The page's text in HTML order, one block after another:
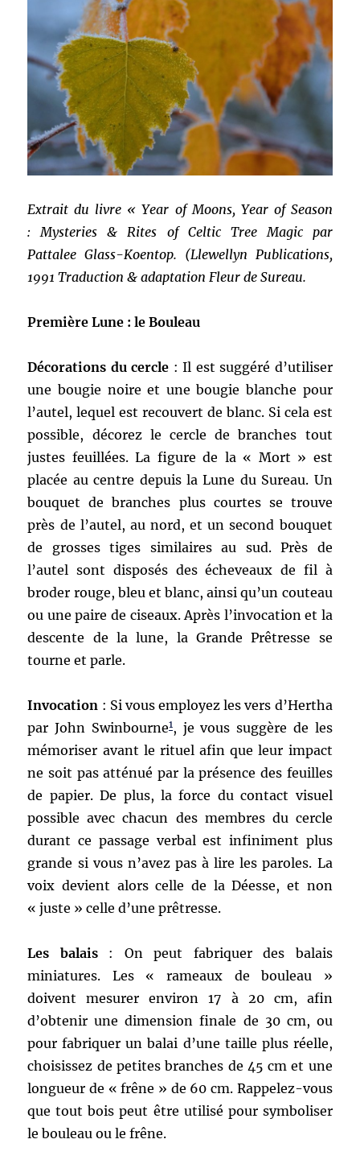
Extrait du livre « Year of Moons, Year of Season
: Mysteries & Rites of Celtic Tree Magic par
Pattalee Glass-Koentop. (Llewellyn Publications,
1991 Traduction & adaptation Fleur de Sureau.
Première Lune : le Bouleau
Décorations du cercle : Il est suggéré d’utiliser
une bougie noire et une bougie blanche pour
l’autel, lequel est recouvert de blanc. Si cela est
possible, décorez le cercle de branches tout
justes feuillées. La figure de la « Mort » est
placée au centre depuis la Lune du Sureau. Un
bouquet de branches plus courtes se trouve
près de l’autel, au nord, et un second bouquet
de grosses tiges similaires au sud. Près de
l’autel sont disposés des écheveaux de fil à
broder rouge, bleu et blanc, ainsi qu’un couteau
ou une paire de ciseaux. Après l’invocation et la
descente de la lune, la Grande Prêtresse se
tourne et parle.
Invocation : Si vous employez les vers d’Hertha
par John Swinbourne1, je vous suggère de les
mémoriser avant le rituel afin que leur impact
ne soit pas atténué par la présence des feuilles
de papier. De plus, la force du contact visuel
possible avec chacun des membres du cercle
durant ce passage verbal est infiniment plus
grande si vous n’avez pas à lire les paroles. La
voix devient alors celle de la Déesse, et non
« juste » celle d’une prêtresse.
Les balais: On peut fabriquer des balais
miniatures. Les « rameaux de bouleau »
doivent mesurer environ 17 à 20 cm, afin
d’obtenir une dimension finale de 30 cm, ou
pour fabriquer un balai d’une taille plus réelle,
choisissez de petites branches de 45 cm et une
longueur de « frêne » de 60 cm. Rappelez-vous
que tout bois peut être utilisé pour symboliser
le bouleau ou le frêne.